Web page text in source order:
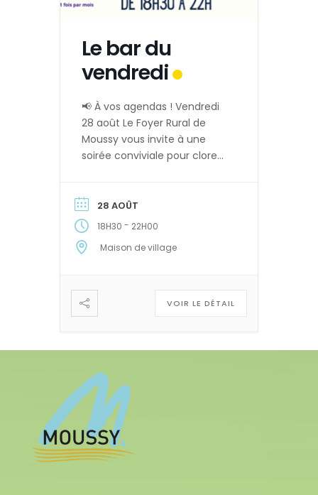
Le bar du
vendredi
📢 À vos agendas ! Vendredi
28 août Le Foyer Rural de
Moussy vous invite à une
soirée conviviale pour clore
Lieu : Café associatif du
Foyer Rural (Place du Prieuré,
Moussy) ⏰ Horaires : De
18h30 à 22h Au programme :
28 AOÛT
18H30 - 22H00
Maison de village
VOIR LE DÉTAIL